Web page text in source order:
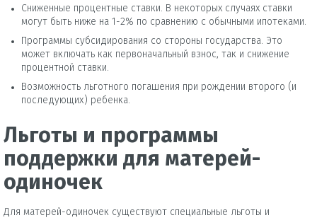
Сниженные процентные ставки. В некоторых случаях ставки
могут быть ниже на 1-2% по сравнению с обычными ипотеками.
Программы субсидирования со стороны государства. Это
может включать как первоначальный взнос, так и снижение
процентной ставки.
Возможность льготного погашения при рождении второго (и
последующих) ребенка.
Льготы и программы
поддержки для матерей-
одиночек
Для матерей-одиночек существуют специальные льготы и